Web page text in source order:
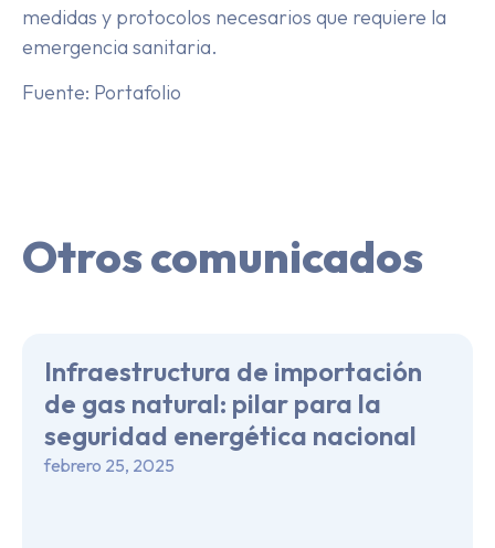
medidas y protocolos necesarios que requiere la
emergencia sanitaria.
Fuente: Portafolio
Otros comunicados
Infraestructura de importación
de gas natural: pilar para la
seguridad energética nacional
febrero 25, 2025